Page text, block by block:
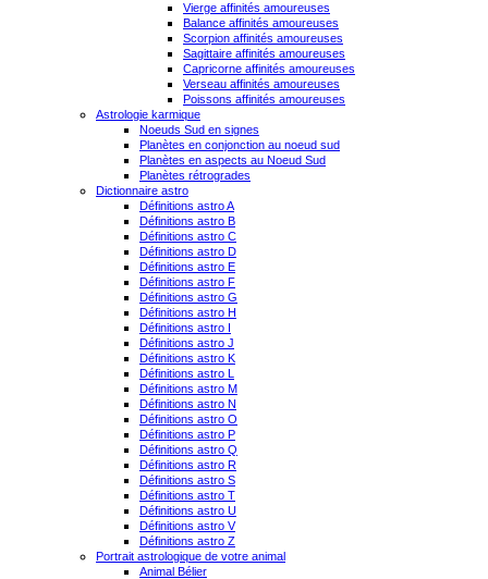
Vierge affinités amoureuses
Balance affinités amoureuses
Scorpion affinités amoureuses
Sagittaire affinités amoureuses
Capricorne affinités amoureuses
Verseau affinités amoureuses
Poissons affinités amoureuses
Astrologie karmique
Noeuds Sud en signes
Planètes en conjonction au noeud sud
Planètes en aspects au Noeud Sud
Planètes rétrogrades
Dictionnaire astro
Définitions astro A
Définitions astro B
Définitions astro C
Définitions astro D
Définitions astro E
Définitions astro F
Définitions astro G
Définitions astro H
Définitions astro I
Définitions astro J
Définitions astro K
Définitions astro L
Définitions astro M
Définitions astro N
Définitions astro O
Définitions astro P
Définitions astro Q
Définitions astro R
Définitions astro S
Définitions astro T
Définitions astro U
Définitions astro V
Définitions astro Z
Portrait astrologique de votre animal
Animal Bélier